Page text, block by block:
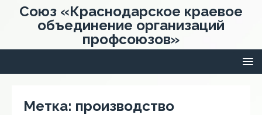
Союз «Краснодарское краевое
объединение организаций
профсоюзов»
Метка: производство